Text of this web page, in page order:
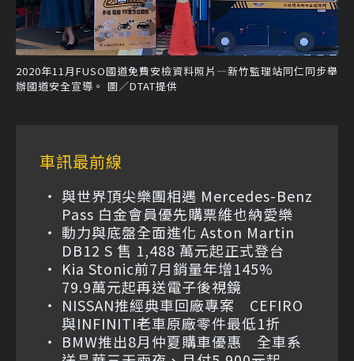
2020年11月FUSO國道免費安檢資料照片—新竹監理站同仁同步舉
辦國道安全宣導。 圖／DTAT提供
車訊最前線
與世界頂尖樂團相遇 Mercedes-Benz
Pass 白金會員優先購票維也納愛樂
動力與底盤全面進化 Aston Martin
DB12 S 售 1,488 萬元起正式登台
Kia Stonic前7月銷量年增145%
79.9萬元起再送電子後視鏡
NISSAN推經典車回廠專案 CEFIRO
與INFINITI老車原廠零件最低1折
BMW推出8月仲夏購車優惠 全車系